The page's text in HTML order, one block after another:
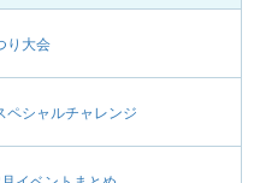
り大会
ペシャルチャレンジ